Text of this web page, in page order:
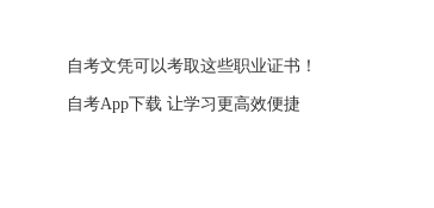
自考文凭可以考取这些职业证书！
自考App下载 让学习更高效便捷